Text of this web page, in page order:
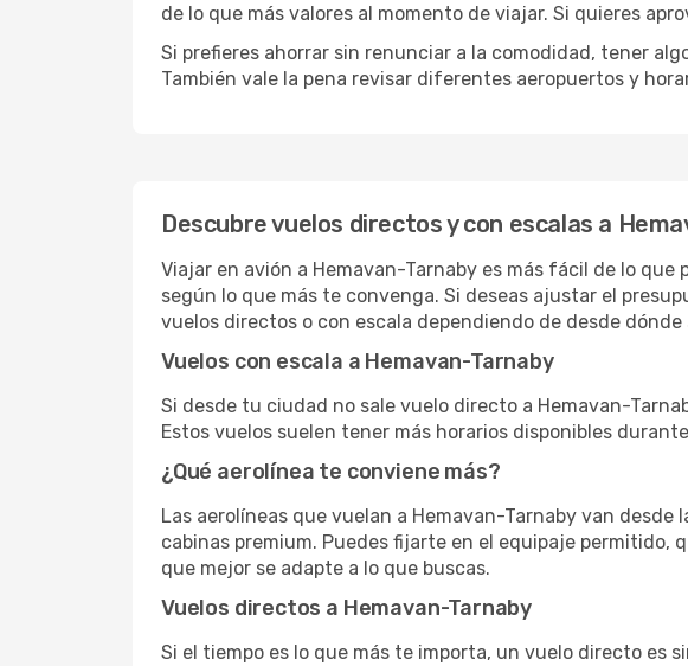
de lo que más valores al momento de viajar. Si quieres
Si prefieres ahorrar sin renunciar a la comodidad, tener
También vale la pena revisar diferentes aeropuertos y
Descubre vuelos directos y con escalas a
Viajar en avión a Hemavan-Tarnaby es más fácil de lo
según lo que más te convenga. Si deseas ajustar el
vuelos directos o con escala dependiendo de desde
Vuelos con escala a Hemavan-Tarnaby
Si desde tu ciudad no sale vuelo directo a Hemavan-
Estos vuelos suelen tener más horarios disponibles
¿Qué aerolínea te conviene más?
Las aerolíneas que vuelan a Hemavan-Tarnaby van
cabinas premium. Puedes fijarte en el equipaje permitido,
que mejor se adapte a lo que buscas.
Vuelos directos a Hemavan-Tarnaby
Si el tiempo es lo que más te importa, un vuelo directo es